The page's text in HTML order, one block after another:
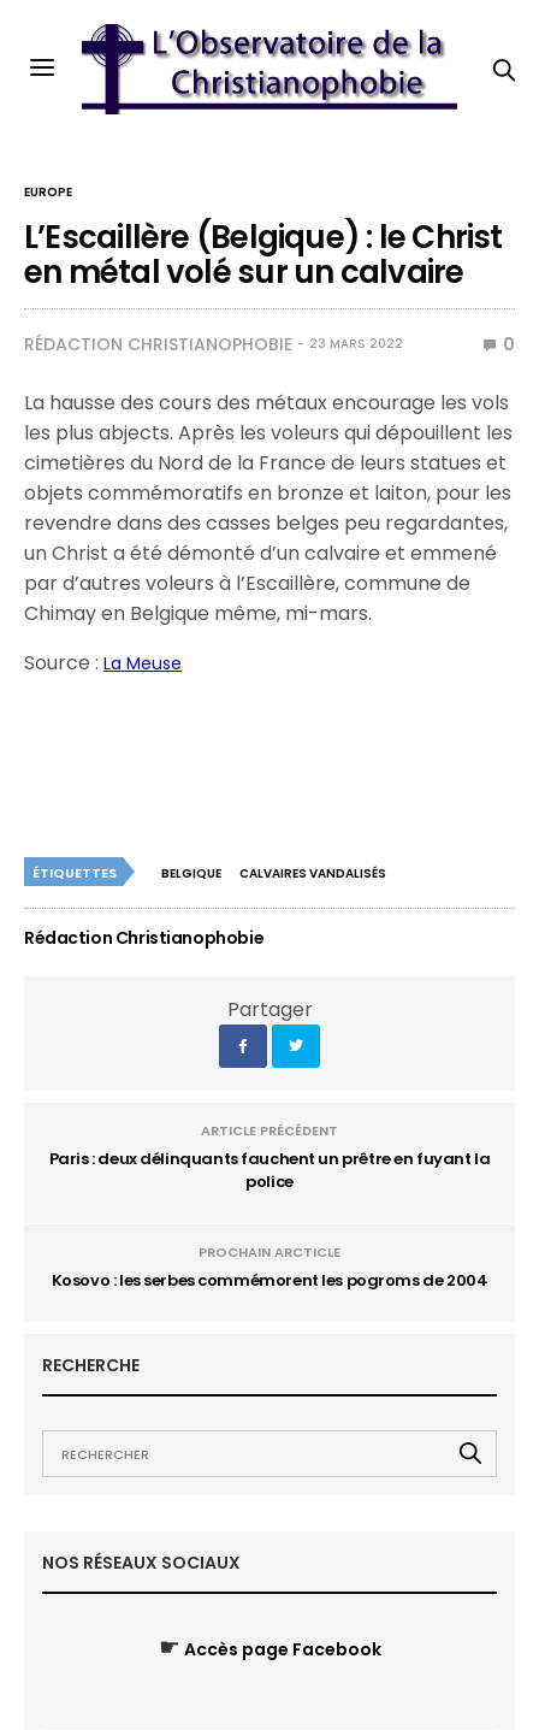
EUROPE
L’Escaillère (Belgique) : le Christ
en métal volé sur un calvaire
RÉDACTION CHRISTIANOPHOBIE 23 MARS 2022 0
La hausse des cours des métaux encourage les vols
les plus abjects. Après les voleurs qui dépouillent les
cimetières du Nord de la France de leurs statues et
objets commémoratifs en bronze et laiton, pour les
revendre dans des casses belges peu regardantes,
un Christ a été démonté d’un calvaire et emmené
par d’autres voleurs à l’Escaillère, commune de
Chimay en Belgique même, mi-mars.
Source :La Meuse
ÉTIQUETTES BELGIQUE CALVAIRES VANDALISÉS
Rédaction Christianophobie
Partager
ARTICLE PRÉCÉDENT
Paris : deux délinquants fauchent un prêtre en fuyant la
police
PROCHAIN ARCTICLE
Kosovo : les serbes commémorent les pogroms de 2004
RECHERCHE
NOS RÉSEAUX SOCIAUX
☛ Accès page Facebook